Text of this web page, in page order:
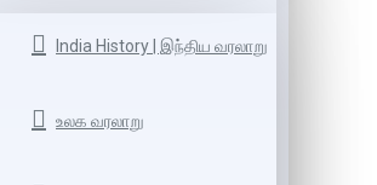
India History | இந்திய வரலாறு
உலக வரலாறு